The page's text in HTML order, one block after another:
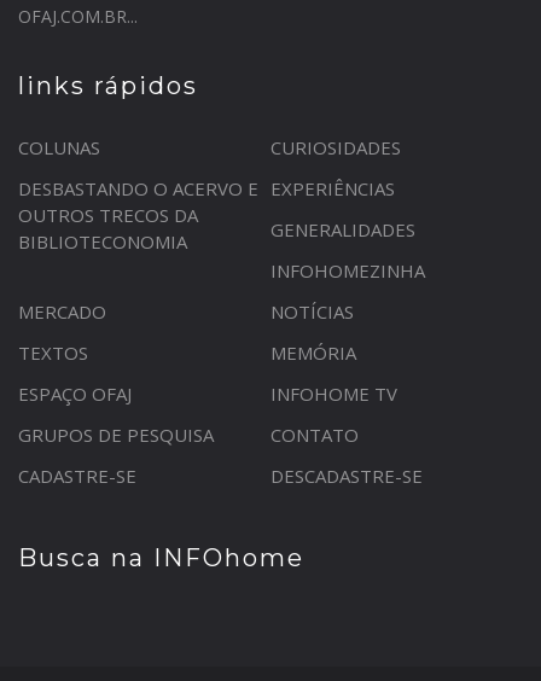
OFAJ.COM.BR...
links rápidos
COLUNAS
CURIOSIDADES
DESBASTANDO O ACERVO E
OUTROS TRECOS DA
BIBLIOTECONOMIA
EXPERIÊNCIAS
GENERALIDADES
INFOHOMEZINHA
MERCADO
NOTÍCIAS
TEXTOS
MEMÓRIA
ESPAÇO OFAJ
INFOHOME TV
GRUPOS DE PESQUISA
CONTATO
CADASTRE-SE
DESCADASTRE-SE
Busca na INFOhome